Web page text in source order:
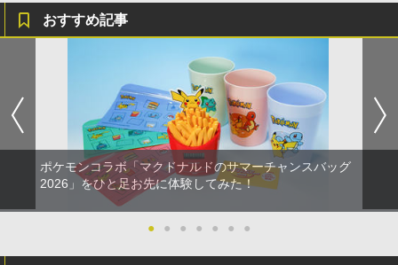
おすすめ記事
ポケモンコラボ「マクドナルドのサマーチャンスバッグ
2026」をひと足お先に体験してみた！
● ● ● ● ● ● ●